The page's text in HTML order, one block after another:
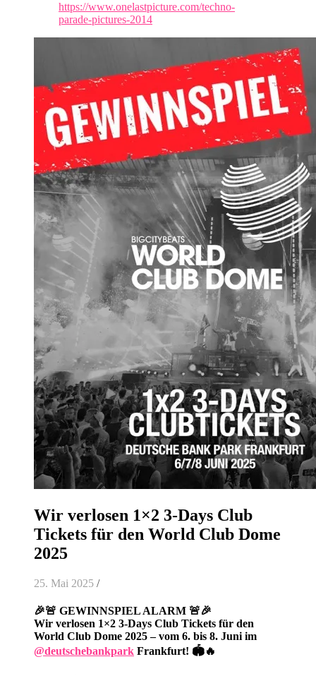
https://www.onelastpicture.com/techno-
parade-pictures-2014
Wir verlosen 1×2 3-Days Club
Tickets für den World Club Dome
2025
25. Mai 2025 /
🎉🚨 GEWINNSPIEL ALARM 🚨🎉
Wir verlosen 1×2 3-Days Club Tickets für den
World Club Dome 2025 – vom 6. bis 8. Juni im
@deutschebankpark Frankfurt! 🏟️🔥